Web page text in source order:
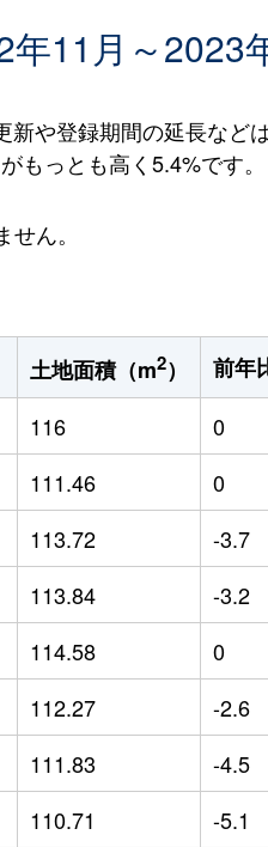
11月～2023
や登録期間の延長など
もっとも高く5.4%です。
ん。
土地面積（m2） 前年
116 0
111.46 0
113.72 -3.7
113.84 -3.2
114.58 0
112.27 -2.6
111.83 -4.5
110.71 -5.1